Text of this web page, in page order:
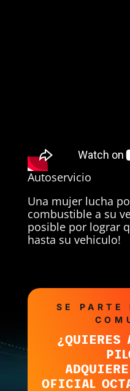
Autoservicio
Una mujer lucha
combustible a su
posible por lograr
hasta su vehiculo!
SE PARTE
¿QUIERES
OFICIAL